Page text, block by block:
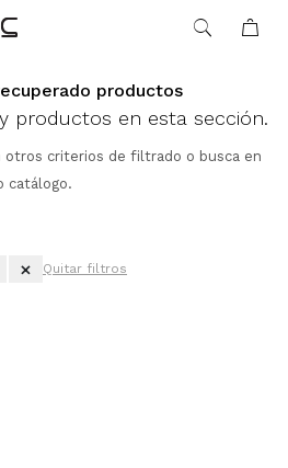
productos
productos en esta sección.
criterios de filtrado o busca en
catálogo.
Quitar filtros